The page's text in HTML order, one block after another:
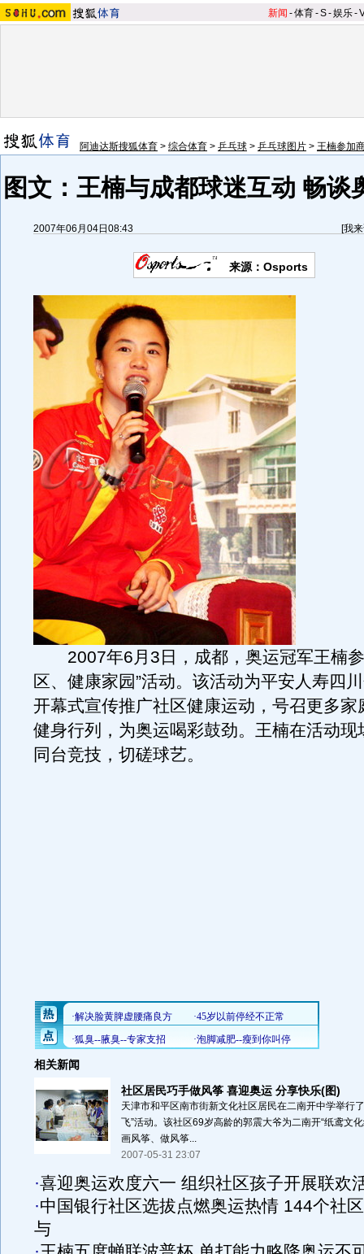
新闻 -体育-S-娱乐-
阿迪达斯搜狐体育 > 综合体育 > 乒乓球 > 乒乓球图片 > 王楠参加
图文：王楠与成都球迷互动 畅谈
2007年06月04日08:43 [我
来源：Osports
2007年6月3日，成都，奥运冠军王楠参
区、健康家园”活动。该活动为平安人寿四
开幕式宣传推广社区健康运动，号召更多家
健身行列，为奥运喝彩鼓劲。王楠在活动现
同台竞技，切磋球艺。
相关新闻
社区居民巧手做风筝 喜迎奥运 分享快乐(图)
天津市和平区南市街新文化社区居民在二南开中学举行
飞”活动。该社区69岁高龄的郭震大爷为二南开“纸鸢文
画风筝、做风筝...
2007-05-31 23:07
·喜迎奥运欢度六一 组织社区孩子开展联欢
·中国银行社区选拔点燃奥运热情 144个社
与